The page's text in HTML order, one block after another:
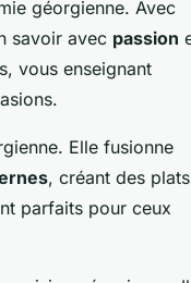
géorgienne. Avec
savoir avec passion
vous enseignant
Elle fusionne
, créant des plats
parfaits pour ceux